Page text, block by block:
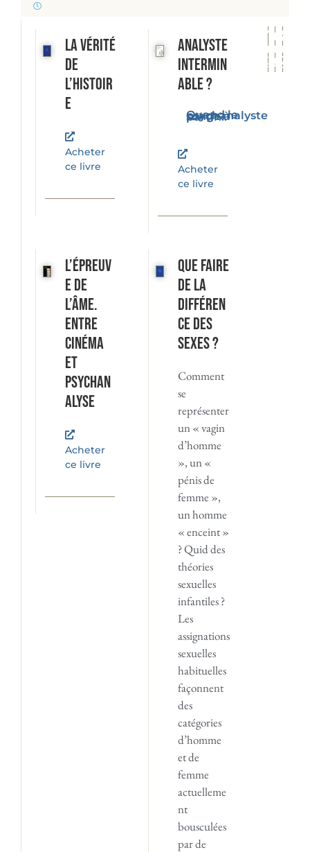
La vérité
de
l’histoir
e
Acheter
ce livre
Analyste
intermin
able ?
Quand le psychanalyste songe à partir...
Acheter
ce livre
L’Épreuv
e de
l’âme.
Entre
cinéma
et
psychan
alyse
Acheter
ce livre
Que faire
de la
différen
ce des
sexes ?
Comment
se
représenter
un « vagin
d’homme
», un «
pénis de
femme »,
un homme
« enceint »
? Quid des
théories
sexuelles
infantiles ?
Les
assignations
sexuelles
habituelles
façonnent
des
catégories
d’homme
et de
femme
actuelleme
nt
bousculées
par de